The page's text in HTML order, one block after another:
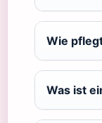
Wie
Was ist